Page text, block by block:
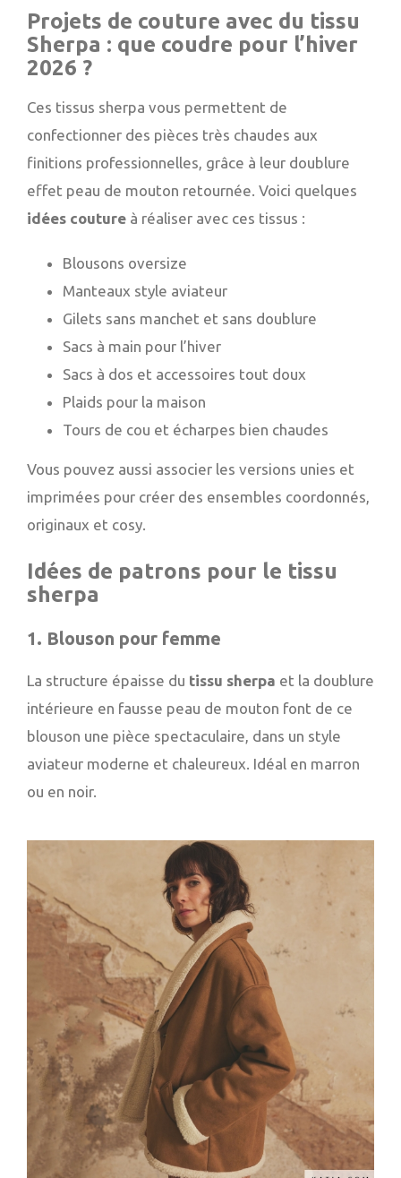
Projets de couture avec du tissu
Sherpa : que coudre pour l’hiver
2026 ?
Ces tissus sherpa vous permettent de
confectionner des pièces très chaudes aux
finitions professionnelles, grâce à leur doublure
effet peau de mouton retournée. Voici quelques
idées couture à réaliser avec ces tissus :
Blousons oversize
Manteaux style aviateur
Gilets sans manchet et sans doublure
Sacs à main pour l’hiver
Sacs à dos et accessoires tout doux
Plaids pour la maison
Tours de cou et écharpes bien chaudes
Vous pouvez aussi associer les versions unies et
imprimées pour créer des ensembles coordonnés,
originaux et cosy.
Idées de patrons pour le tissu
sherpa
1. Blouson pour femme
La structure épaisse du tissu sherpa et la doublure
intérieure en fausse peau de mouton font de ce
blouson une pièce spectaculaire, dans un style
aviateur moderne et chaleureux. Idéal en marron
ou en noir.